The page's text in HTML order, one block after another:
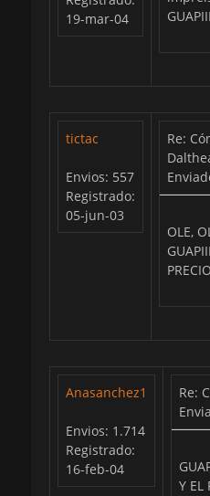
19-mar-04
tictac
Envios: 557
Registrado:
05-jun-03
Re:
OLE,
Anasanchez1
Envios: 1.714
Registrado:
16-feb-04
Re:
Y EL